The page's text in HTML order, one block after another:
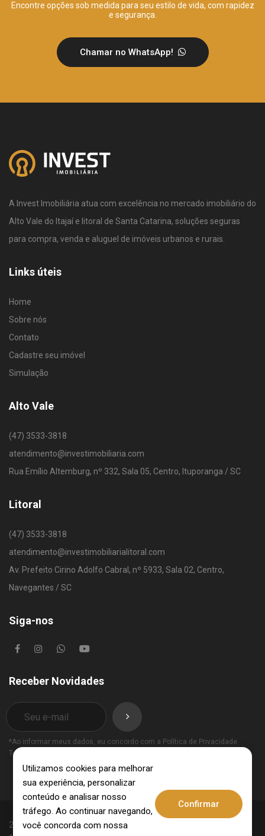
Encontre opções sob medida para seu estilo de vida, com rapidez
e segurança.
Chamar no WhatsApp!
A Invest Imobiliária atua com excelência no mercado imobiliário do
Alto Vale do Itajaí e litoral de Santa Catarina, soluções seguras
para compra, venda e aluguel de imóveis urbanos e rurais.
Links úteis
Home
Sobre nós
Contato
Cadastre seu imóvel
Simulação
Alto Vale
(47) 3533-3818
atendimento@investimobiliaria.com
Rua Emílio Altemburg, nº 332, Sala 05, Centro, Ituporanga / SC
Litoral
(47) 3533-3818
atendimento@investimobiliarialitoral.com
Av. Prefeito Cirino Adolfo Cabral, nº 5933, Sala 02, Centro,
Navegantes / SC
Siga-nos
Receber Novidades
*Ao informar meus dados, eu concordo com a Política de Privacidade
Termos de Uso
2025 © Invest Imobiliária - CRECI: 10062-J - CNPJ:
Utilizamos cookies para melhorar
sua experiência, personalizar
conteúdo e analisar nosso
tráfego. Ao continuar navegando,
você concorda com nossa
Confirmar